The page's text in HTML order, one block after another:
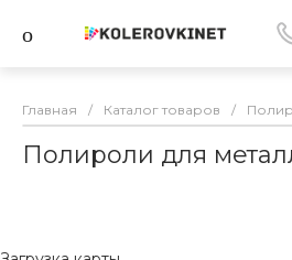
Главная / Каталог товаров /
Полироли для